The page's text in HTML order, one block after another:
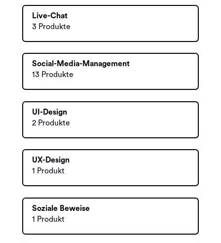
Live-Chat
3 Produkte
Social-Media-Management
13 Produkte
UI-Design
2 Produkte
UX-Design
1 Produkt
Soziale Beweise
1 Produkt